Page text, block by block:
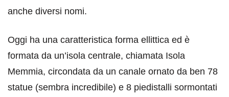
anche diversi nomi.
Oggi ha una caratteristica forma ellittica ed è
formata da un’isola centrale, chiamata Isola
Memmia, circondata da un canale ornato da ben 78
statue (sembra incredibile) e 8 piedistalli sormontati